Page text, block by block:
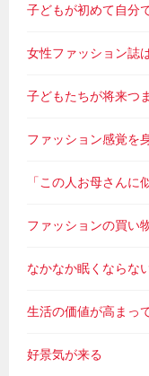
子どもが初めて自分
女性ファッション誌
子どもたちが将来つ
ファッション感覚を
「この人お母さんに
ファッションの買い
なかなか眠くならな
生活の価値が高まっ
好景気が来る